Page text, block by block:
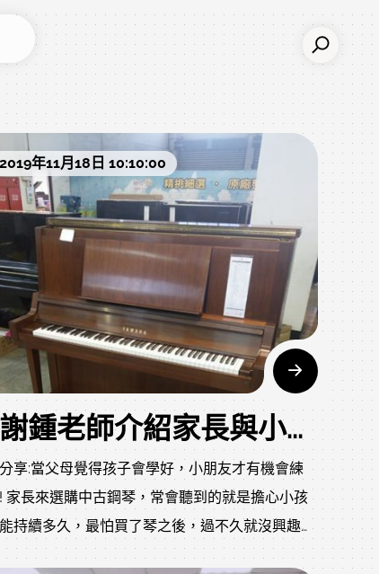
2019年11月18日 10:10:00
感謝鍾老師介紹家長與小弟購買YAMAHA U30 二手鋼琴
享:當父母覺得孩子會學好，小朋友才有機會練
家長來選購中古鋼琴，常會聽到的就是擔心小孩
持續多久，最怕買了琴之後，過不久就沒興趣不
琴，鋼琴變成高貴的家具擺飾品了。另一種是想先